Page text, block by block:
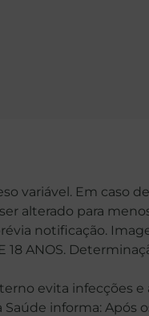
variável. Em caso
alterado para
notificação.
18 ANOS.
evita infecções
Saúde informa: